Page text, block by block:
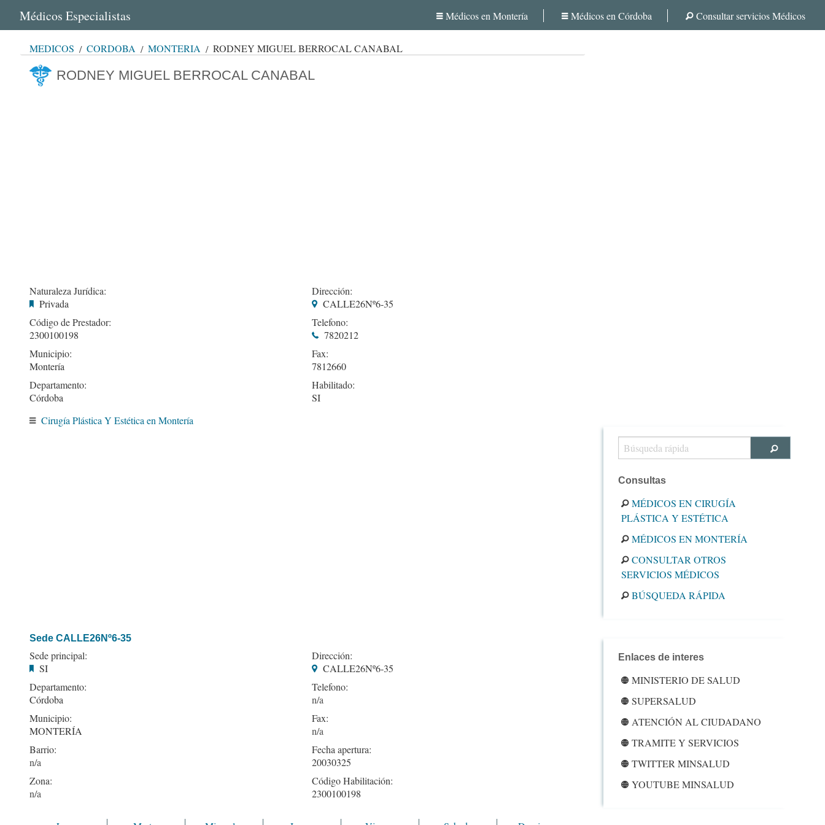
Médicos Especialistas Médicos en Montería Médicos en Córdoba Consultar servicios Médicos
MÉDICOS CÓRDOBA MONTERÍA RODNEY MIGUEL BERROCAL CANABAL
RODNEY MIGUEL BERROCAL CANABAL
Naturaleza Jurídica:
Privada
Código de Prestador:
2300100198
Municipio:
Montería
Departamento:
Córdoba
Dirección:
CALLE26Nº6-35
Telefono:
7820212
Fax:
7812660
Habilitado:
SI
Cirugía Plástica Y Estética en Montería
Sede CALLE26Nº6-35
Sede principal:
SI
Departamento:
Córdoba
Municipio:
MONTERÍA
Barrio:
Zona:
Dirección:
CALLE26Nº6-35
Telefono:
Fax:
Fecha apertura:
20030325
Código Habilitación:
2300100198
Consultas
MÉDICOS EN CIRUGÍA
PLÁSTICA Y ESTÉTICA
MÉDICOS EN MONTERÍA
CONSULTAR OTROS
SERVICIOS MÉDICOS
BÚSQUEDA RÁPIDA
Enlaces de interes
MINISTERIO DE SALUD
SUPERSALUD
ATENCIÓN AL CIUDADANO
TRAMITE Y SERVICIOS
TWITTER MINSALUD
YOUTUBE MINSALUD